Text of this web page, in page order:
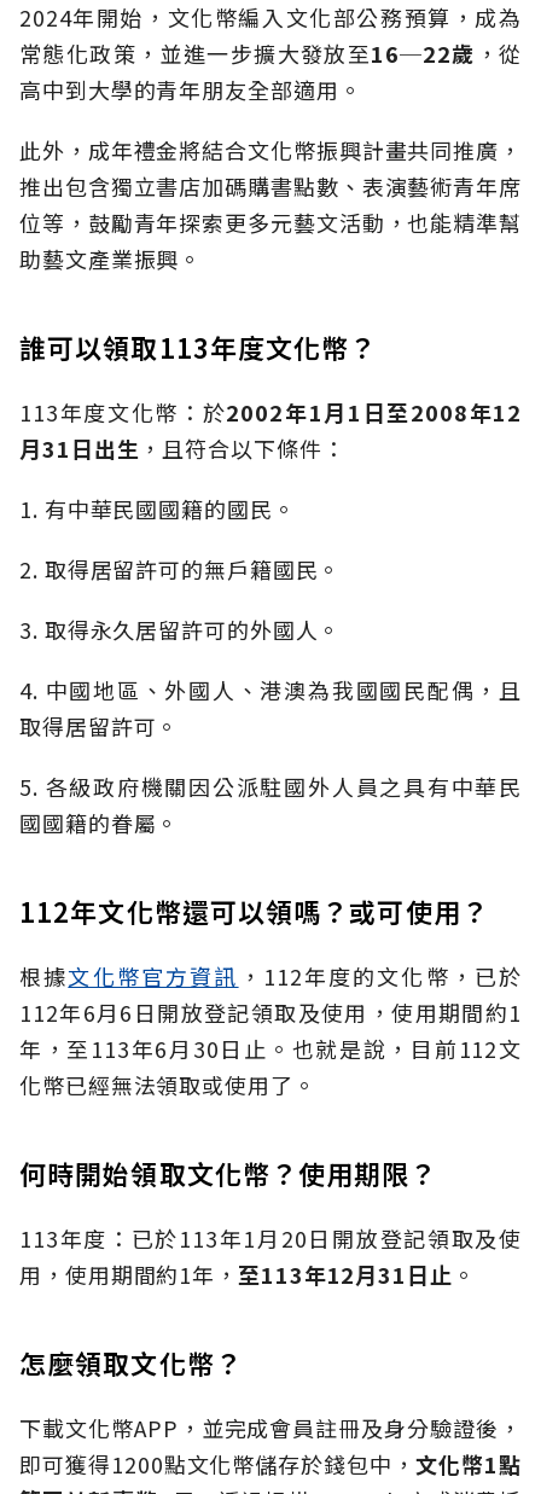
2024年開始，文化幣編入文化部公務預算，成為
常態化政策，並進一步擴大發放至16─22歲 ，從
高中到大學的青年朋友全部適用。
此外，成年禮金將結合文化幣振興計畫共同推廣，
推出包含獨立書店加碼購書點數、表演藝術青年席
位等，鼓勵青年探索更多元藝文活動，也能精準幫
助藝文產業振興。
誰可以領取113年度文化幣？
113年度文化幣：於2002年1月1 日至2008年12
月31日出生 ，且符合以下條件：
1. 有中華民國國籍的國民。
2. 取得居留許可的無戶籍國民。
3. 取得永久居留許可的外國人。
4. 中國地區、外國人、港澳為我國國民配偶，且
取得居留許可。
5. 各級政府機關因公派駐國外人員之具有中華民
國國籍的眷屬。
112年文化幣還可以領嗎？或可使用？
根據文化幣官方資訊 ，112年度的文化幣，已於
112年6月6日開放登記領取及使用，使用期間約1
年，至113年6月30日止。也就是說，目前112文
化幣已經無法領取或使用了。
何時開始領取文化幣？使用期限？
113年度：已於113年1月20日開放登記領取及使
用，使用期間約1年， 至113年12月31日止 。
怎麼領取文化幣？
下載文化幣APP，並完成會員註冊及身分驗證後，
即可獲得1200點文化幣儲存於錢包中，文化幣1點